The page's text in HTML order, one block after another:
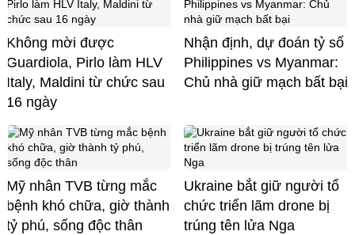
Không mời được
Guardiola, Pirlo làm HLV
Italy, Maldini từ chức sau
16 ngày
Nhận định, dự đoán tỷ số
Philippines vs Myanmar:
Chủ nhà giữ mạch bất bại
Mỹ nhân TVB từng mắc
bệnh khó chữa, giờ thành
tỷ phú, sống độc thân
Ukraine bắt giữ người tổ
chức triển lãm drone bị
trúng tên lửa Nga